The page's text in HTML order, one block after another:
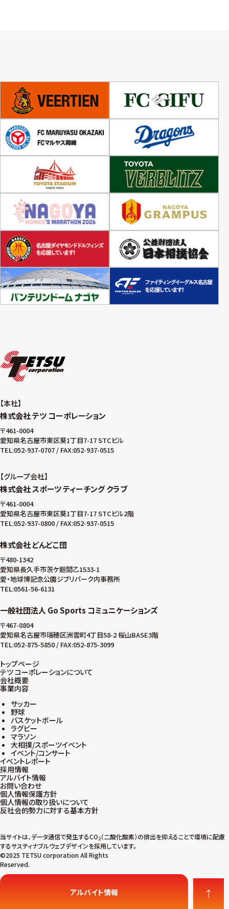
本社
株式会社 テツ コーポレーション
〒461-0004
愛知県名古屋市東区葵1丁目7-17 STCビル
TEL:052-937-0707 / FAX:052-937-0515
グループ会社
株式会社 スポーツ ティーチング クラブ
〒461-0004
愛知県名古屋市東区葵1丁目7-17 STCビル2階
TEL:052-937-0800 / FAX:052-937-0515
株式会社 どんどこ団
〒480-1342
愛知県長久手市茨ケ廻間乙1533-1
愛・地球博記念公園ジブリパーク内事務所
TEL:0561-56-6131
一般社団法人 Go Sports コミュニケーションズ
〒467-0804
愛知県名古屋市瑞穂区洲雲町4丁目58-2 桜山BASE3階
TEL:052-875-5850 / FAX:052-875-3099
トップページ
テツ コーポレーションについて
会社概要
事業内容
サッカー
野球
バスケットボール
ラグビー
マラソン
大相撲/スポーツイベント
イベント/コンサート
イベントレポート
採用情報
アルバイト情報
お問い合わせ
個人情報保護方針
個人情報の取り扱いについて
反社会的勢力に対する基本方針
©2025 TETSU corporation All Rights
Reserved.
当サイトは、データ通信で発生するCO2（二酸化酸素）の排出を抑えることで環境に配慮
するサスティナブルウェブデザインを採用しています。
アルバイト情報